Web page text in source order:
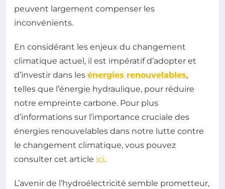
peuvent largement compenser les
inconvénients.
En considérant les enjeux du changement
climatique actuel, il est impératif d’adopter et
d’investir dans les énergies renouvelables,
telles que l’énergie hydraulique, pour réduire
notre empreinte carbone. Pour plus
d’informations sur l’importance cruciale des
énergies renouvelables dans notre lutte contre
le changement climatique, vous pouvez
consulter cet article ici.
L’avenir de l’hydroélectricité semble prometteur,